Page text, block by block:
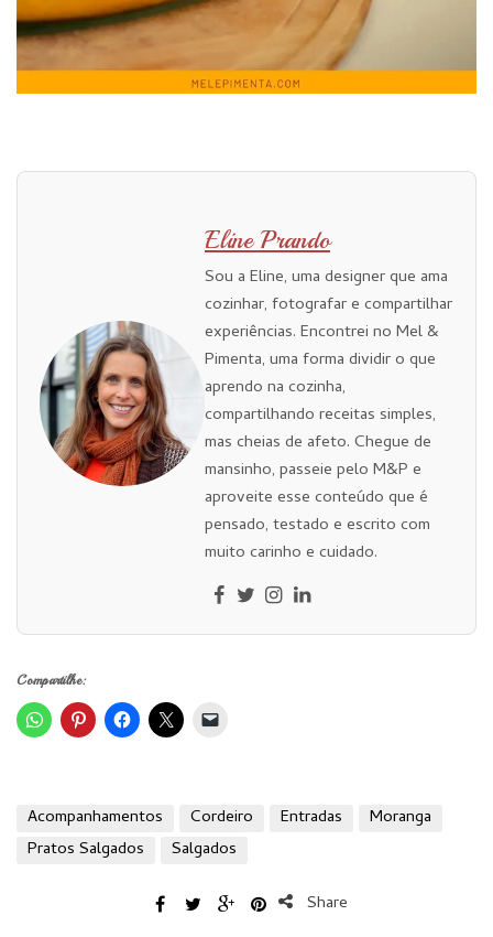
Eline Prando
Sou a Eline, uma designer que ama
cozinhar, fotografar e compartilhar
experiências. Encontrei no Mel &
Pimenta, uma forma dividir o que
aprendo na cozinha,
compartilhando receitas simples,
mas cheias de afeto. Chegue de
mansinho, passeie pelo M&P e
aproveite esse conteúdo que é
pensado, testado e escrito com
muito carinho e cuidado.
Compartilhe:
Acompanhamentos Cordeiro Entradas
Moranga
Pratos Salgados
Salgados
Share